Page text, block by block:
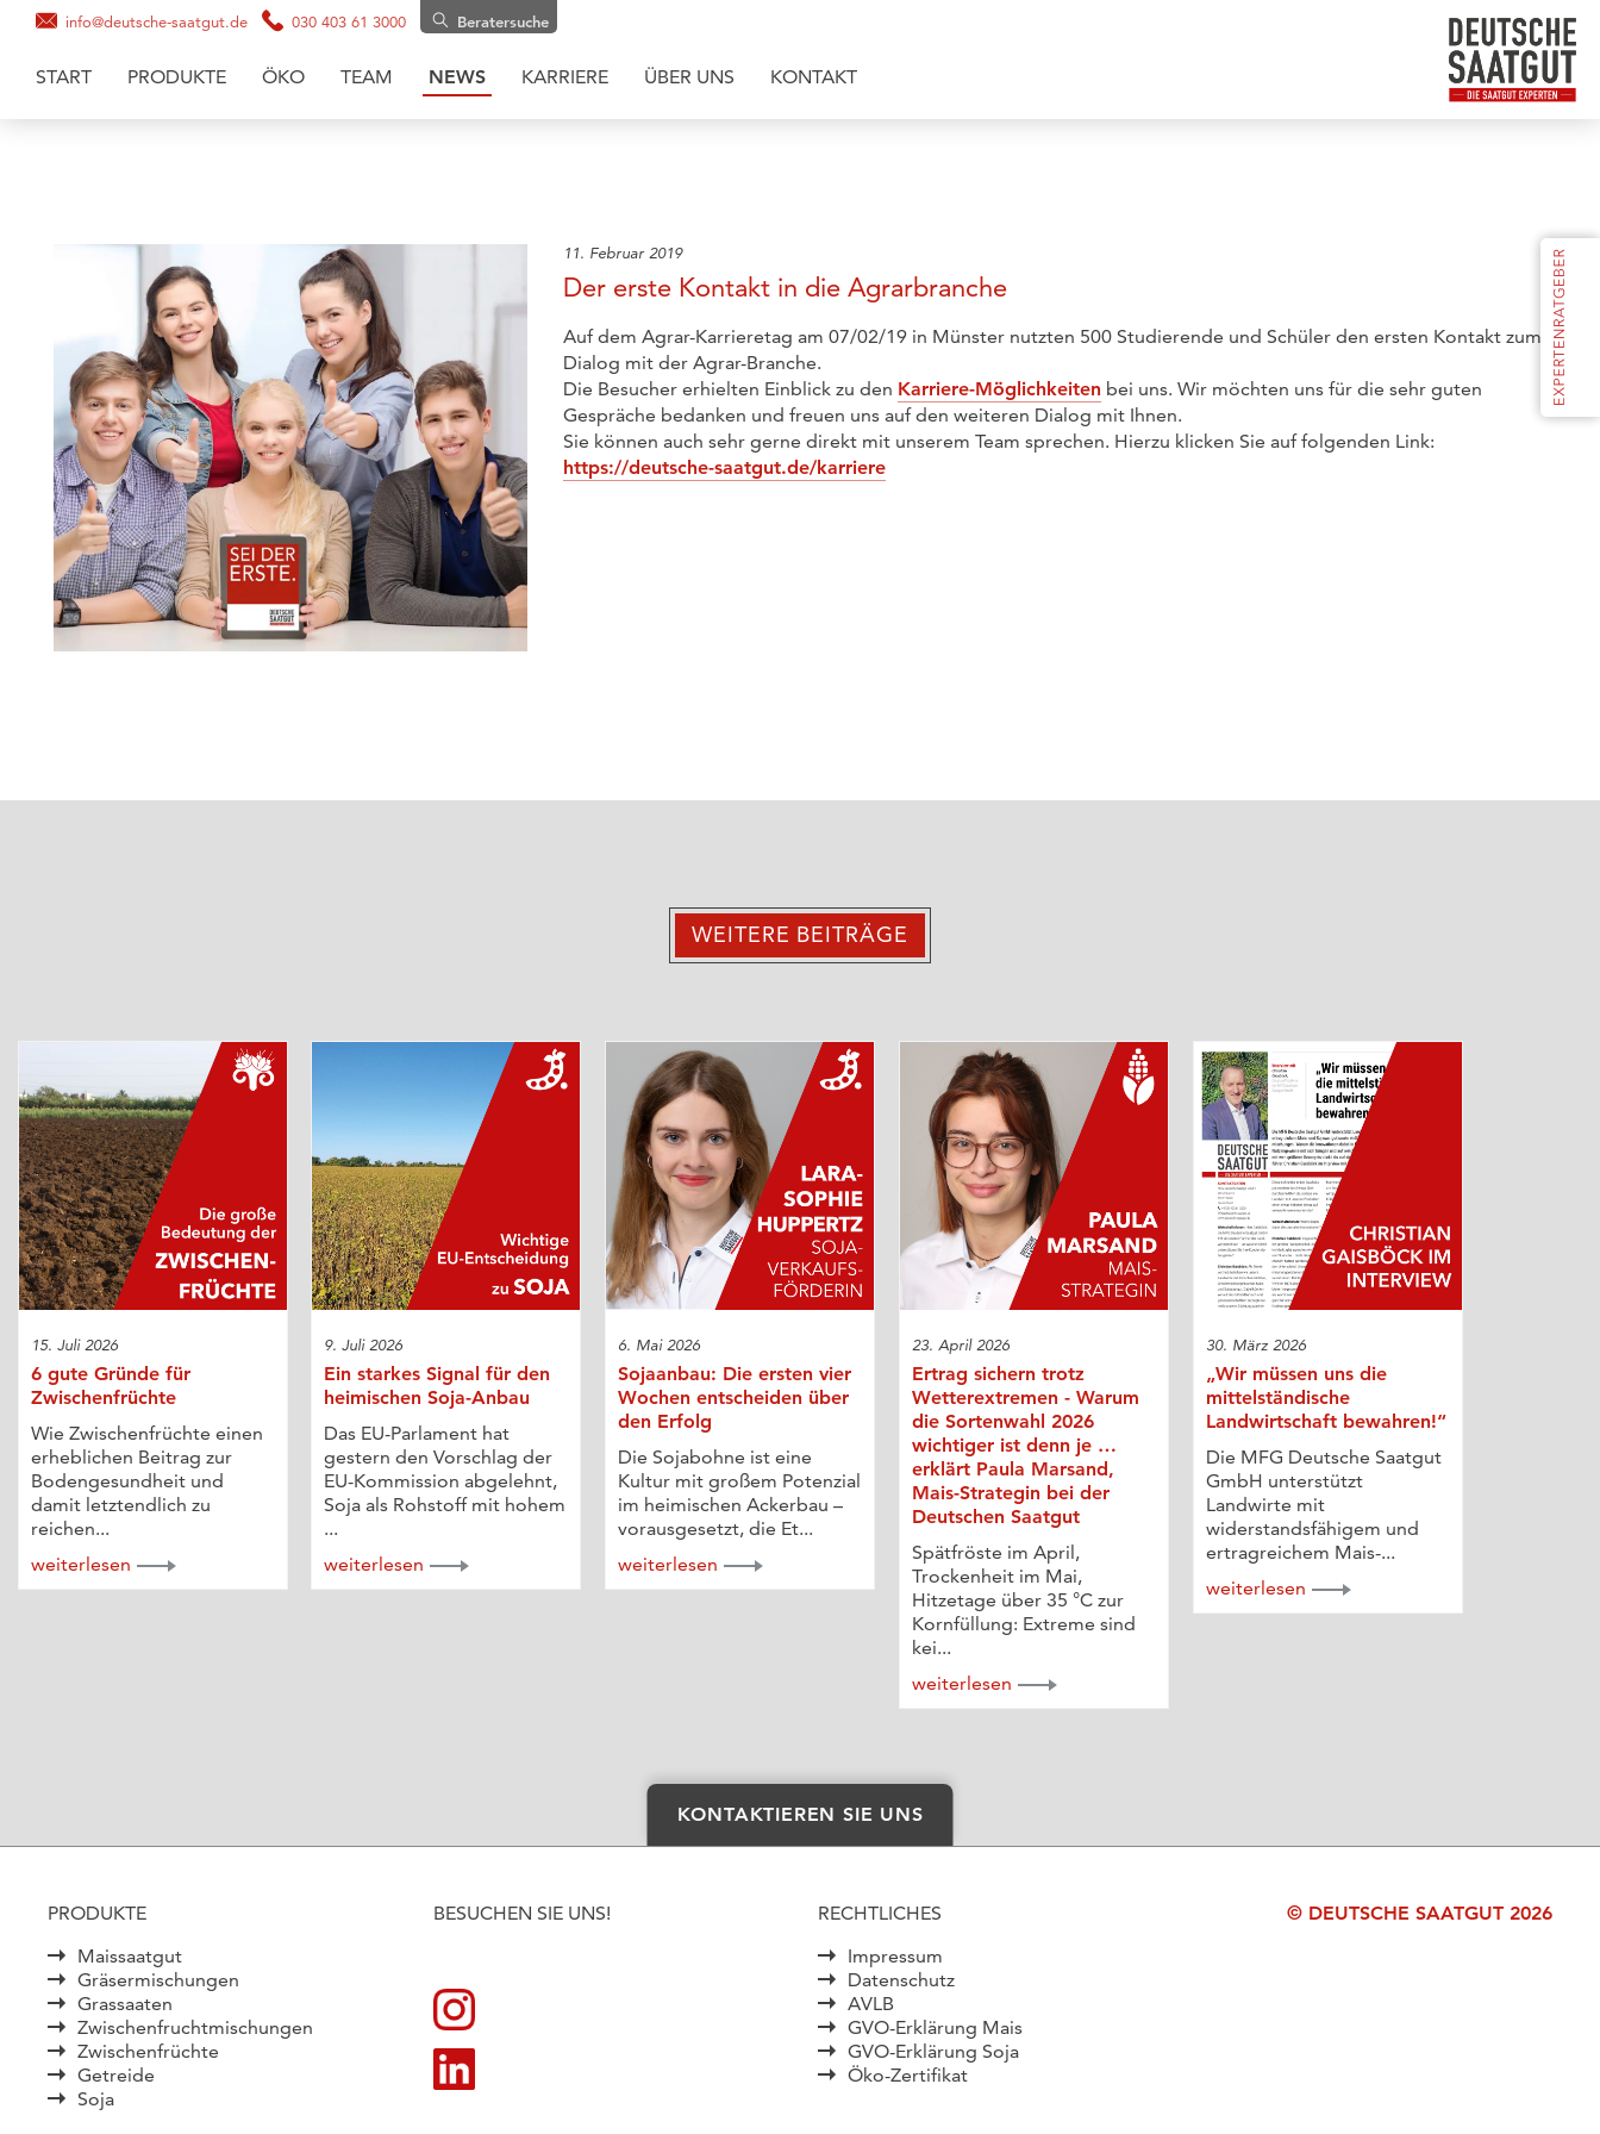
info@deutsche-saatgut.de 030 403 61 3000 Beratersuche
START PRODUKTE
Zwischenfrüchte
Getreide
Gräsermischungen
Grassaaten
Sonnenblumen
ÖKO TEAM NEWS KARRIERE ÜBER UNS KONTAKT
11. Februar 2019
Der erste Kontakt in die Agrarbranche
Auf dem Agrar-Karrieretag am 07/02/19 in Münster nutzten 500 Studierende und Schüler den ersten Kontakt zum
Dialog mit der Agrar-Branche.
Die Besucher erhielten Einblick zu den Karriere-Möglichkeiten bei uns. Wir möchten uns für die sehr guten
Gespräche bedanken und freuen uns auf den weiteren Dialog mit Ihnen.
Sie können auch sehr gerne direkt mit unserem Team sprechen. Hierzu klicken Sie auf folgenden Link:
https://deutsche-saatgut.de/karriere
WEITERE BEITRÄGE
15. Juli 2026
6 gute Gründe für
Zwischenfrüchte
Wie Zwischenfrüchte einen
erheblichen Beitrag zur
Bodengesundheit und
damit letztendlich zu
reichen...
weiterlesen
9. Juli 2026
Ein starkes Signal für den
heimischen Soja-Anbau
Das EU-Parlament hat
gestern den Vorschlag der
EU-Kommission abgelehnt,
Soja als Rohstoff mit hohem
...
weiterlesen
6. Mai 2026
Sojaanbau: Die ersten vier
Wochen entscheiden über
den Erfolg
Die Sojabohne ist eine
Kultur mit großem Potenzial
im heimischen Ackerbau –
vorausgesetzt, die Et...
weiterlesen
23. April 2026
Ertrag sichern trotz
Wetterextremen - Warum
die Sortenwahl 2026
wichtiger ist denn je …
erklärt Paula Marsand,
Mais-Strategin bei der
Deutschen Saatgut
Spätfröste im April,
Trockenheit im Mai,
Hitzetage über 35 °C zur
Kornfüllung: Extreme sind
kei...
weiterlesen
30. März 2026
„Wir müssen uns die
mittelständische
Landwirtschaft bewahren!“
Die MFG Deutsche Saatgut
GmbH unterstützt
Landwirte mit
widerstandsfähigem und
ertragreichem Mais-...
weiterlesen
KONTAKTIEREN SIE UNS
PRODUKTE
Maissaatgut
Gräsermischungen
Grassaaten
Zwischenfruchtmischungen
Zwischenfrüchte
Getreide
Soja
BESUCHEN SIE UNS!
RECHTLICHES
Impressum
Datenschutz
AVLB
GVO-Erklärung Mais
GVO-Erklärung Soja
Öko-Zertifikat
© DEUTSCHE SAATGUT 2026